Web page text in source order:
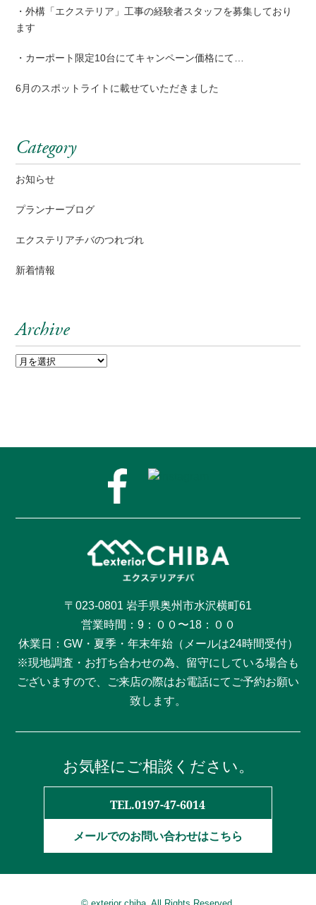
・外構「エクステリア」工事の経験者スタッフを募集しており
ます
・カーポート限定10台にてキャンペーン価格にて…
6月のスポットライトに載せていただきました
Category
お知らせ
プランナーブログ
エクステリアチバのつれづれ
新着情報
Archive
〒023-0801 岩手県奥州市水沢横町61
営業時間：9：００〜18：００
休業日：GW・夏季・年末年始（メールは24時間受付）
※現地調査・お打ち合わせの為、留守にしている場合も
ございますので、ご来店の際はお電話にてご予約お願い
致します。
お気軽にご相談ください。
TEL.0197-47-6014
メールでのお問い合わせはこちら